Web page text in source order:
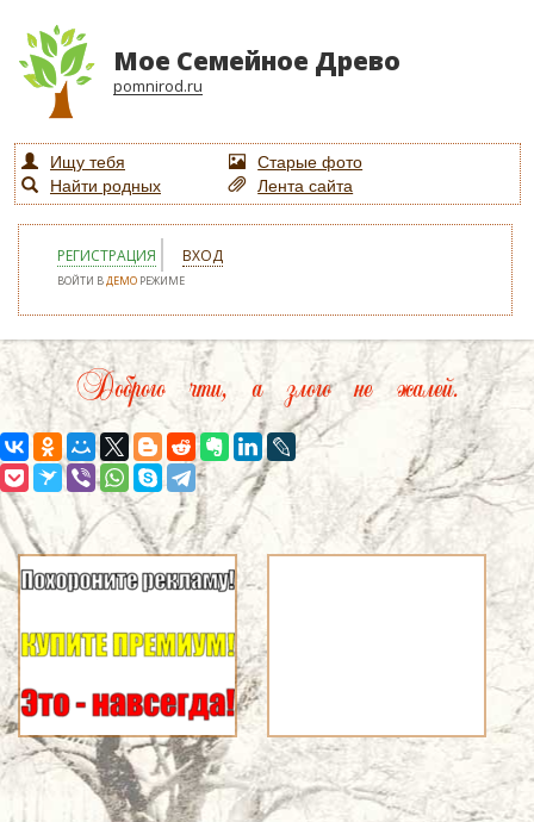
Мое Семейное Древо
pomnirod.ru
Ищу тебя
Старые фото
Найти родных
Лента сайта
РЕГИСТРАЦИЯ ВХОД
ВОЙТИ ВДЕМО РЕЖИМЕ
Доброго чти, а злого не жалей.